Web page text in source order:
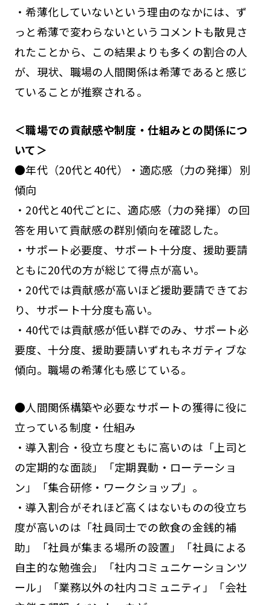
・希薄化していないという理由のなかには、ず
っと希薄で変わらないというコメントも散見さ
れたことから、この結果よりも多くの割合の人
が、現状、職場の人間関係は希薄であると感じ
ていることが推察される。
＜職場での貢献感や制度・仕組みとの関係につ
いて＞
●年代（20代と40代）・適応感（力の発揮）別
傾向
・20代と40代ごとに、適応感（力の発揮）の回
答を用いて貢献感の群別傾向を確認した。
・サポート必要度、サポート十分度、援助要請
ともに20代の方が総じて得点が高い。
・20代では貢献感が高いほど援助要請できてお
り、サポート十分度も高い。
・40代では貢献感が低い群でのみ、サポート必
要度、十分度、援助要請いずれもネガティブな
傾向。職場の希薄化も感じている。
●人間関係構築や必要なサポートの獲得に役に
立っている制度・仕組み
・導入割合・役立ち度ともに高いのは「上司と
の定期的な面談」「定期異動・ローテーショ
ン」「集合研修・ワークショップ」。
・導入割合がそれほど高くはないものの役立ち
度が高いのは「社員同士での飲食の金銭的補
助」「社員が集まる場所の設置」「社員による
自主的な勉強会」「社内コミュニケーションツ
ール」「業務以外の社内コミュニティ」「会社